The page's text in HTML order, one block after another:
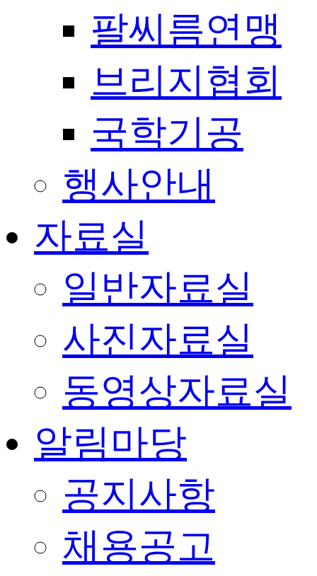
팔씨름연맹
브리지협회
국학기공
행사안내
자료실
일반자료실
사진자료실
동영상자료실
알림마당
공지사항
채용공고